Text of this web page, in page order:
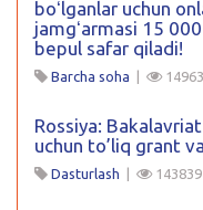
boʻlganlar uchun
jamgʻarmasi 15
bepul safar qiladi!
Barcha soha |
Rossiya:
uchun to’liq grant
Dasturlash | 143839